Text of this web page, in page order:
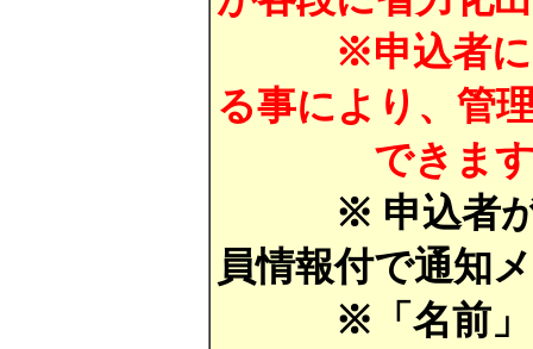
※申込者に「
る事により、管
できます
※ 申込者が「
員情報付で通知
※「名前」「